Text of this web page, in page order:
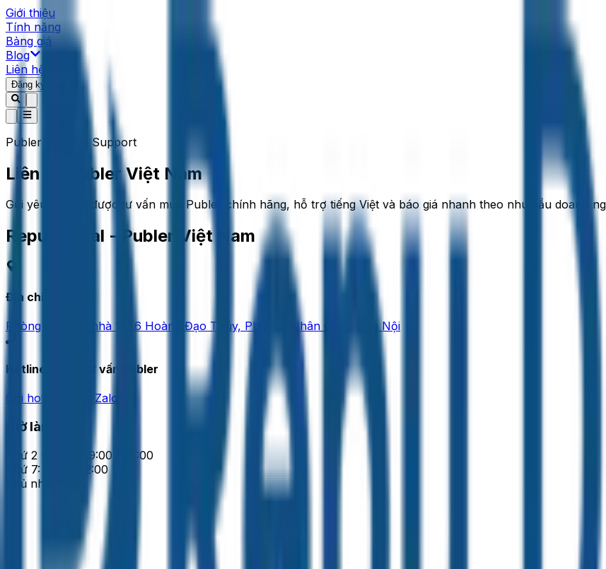
Giới thiệu
Tính năng
Bảng giá
Blog
Liên hệ
Đăng ký mua
Publer Vietnam Support
Liên hệ Publer Việt Nam
Gửi yêu cầu để được tư vấn mua Publer chính hãng, hỗ trợ tiếng Việt và báo giá nhanh theo nhu cầu doanh
Repu Digital - Publer Việt Nam
Địa chỉ
Phòng 207, tòa nhà 17T6 Hoàng Đạo Thúy, Phường Nhân Chính, Hà Nội
Hotline / Zalo tư vấn Publer
Gọi hotline Chat Zalo
Giờ làm việc
Thứ 2 - Thứ 6: 9:00 - 18:00
Thứ 7: 9:00 - 12:00
Chủ nhật: Nghỉ